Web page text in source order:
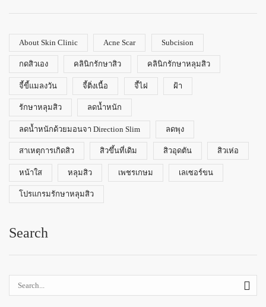
About Skin Clinic Acne Scar Subcision
กดสิวเอง คลินิกรักษาสิว คลินิกรักษาหลุมสิว
จี้ขี้แมลงวัน จี้ติ่งเนื้อ จี้ไฝ ฝ้า
รักษาหลุมสิว ลดน้ำหนัก
ลดน้ำหนักด้วยมอนจา Direction Slim ลดพุง
สาเหตุการเกิดสิว สิวขึ้นที่เดิม สิวอุดตัน สิวเห่อ
หน้าใส หลุมสิว เพชรเกษม เลเซอร์ขน
โปรแกรมรักษาหลุมสิว
Search